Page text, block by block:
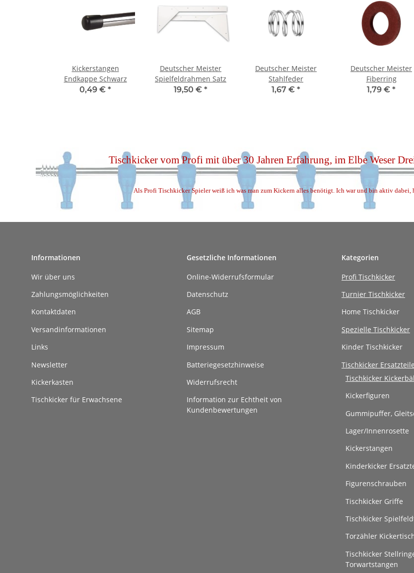
Kickerstangen
Endkappe Schwarz
0,49 € *
Deutscher Meister
Spielfeldrahmen Satz
19,50 € *
Deutscher Meister
Stahlfeder
1,67 € *
Deutscher Meister
Fiberring
1,79 € *
Tischkicker vom Profi mit über 30 Jahren Erfahrung, im Elbe Weser
Als Profi Tischkicker Spieler weiß ich was man zum Kickern alles benötigt. Ich war und bin aktiv dabei,
Informationen
Wir über uns
Zahlungsmöglichkeiten
Kontaktdaten
Versandinformationen
Links
Newsletter
Kickerkasten
Tischkicker für Erwachsene
Gesetzliche Informationen
Online-Widerrufsformular
Datenschutz
AGB
Sitemap
Impressum
Batteriegesetzhinweise
Widerrufsrecht
Information zur Echtheit von
Kundenbewertungen
Kategorien
Profi Tischkicker
Turnier Tischkicker
Home Tischkicker
Spezielle Tischkicker
Kinder Tischkicker
Tischkicker Ersatzteile
Tischkicker
Kickerfiguren
Gummipuffer,
Lager/Innenrosette
Kickerstangen
Kinderkicker
Figurenschrauben
Tischkicker Griffe
Tischkicker
Torzähler
Tischkicker
Torwartstangen